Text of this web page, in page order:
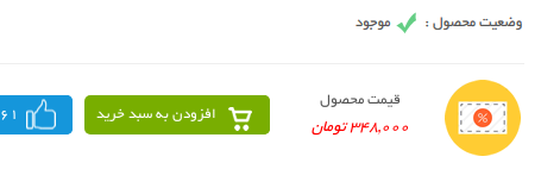
قیمت محصول
348,000 تومان
افزودن به سبد خرید 61 نفر